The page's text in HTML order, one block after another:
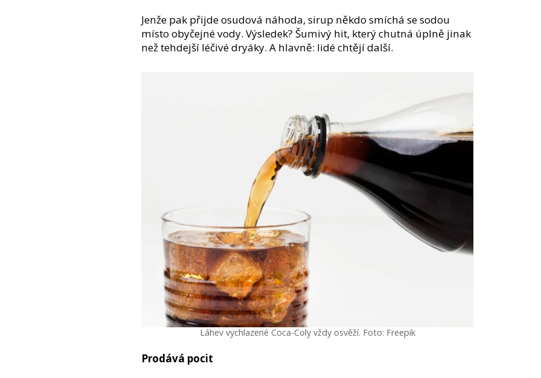
Jenže pak přijde osudová náhoda, sirup někdo smíchá se sodou
místo obyčejné vody. Výsledek? Šumivý hit, který chutná úplně jinak
než tehdejší léčivé dryáky. A hlavně: lidé chtějí další.
Láhev vychlazené Coca-Coly vždy osvěží. Foto: Freepik
Prodává pocit